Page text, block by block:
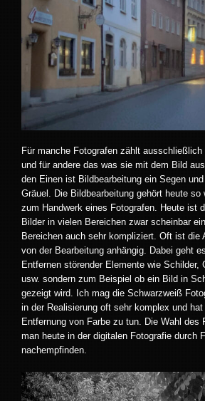
Für manche Fotografen zählt
und für andere das was sie mit dem Bild
den Einen ist Bildbearbeitung ein Segen
Gräuel. Die Bildbearbeitung gehört heute so
zum Handwerk eines Fotografen. Heute ist
Bilder in vielen Bereichen zwar scheinbar
Bereichen auch sehr kompliziert. Oft ist die
von der Bearbeitung anhängig. Dabei geht
Entfernen störender Elemente wie Schilder,
usw. sondern zum Beispiel ob ein Bild in
gezeigt wird. Ich mag die Schwarzweiß
in der Realisierung oft sehr komplex und
Entfernung von Farbe zu tun. Die Wahl des
man heute in der digitalen Fotografie durch
nachempfinden.